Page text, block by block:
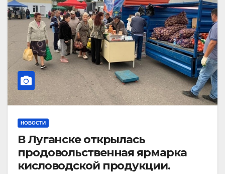
НОВОСТИ
В Луганске открылась
продовольственная ярмарка
кисловодской продукции.